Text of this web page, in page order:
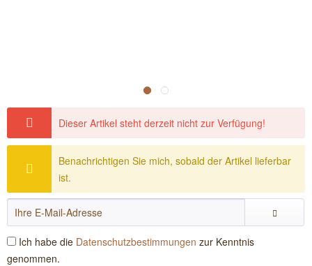
Dieser Artikel steht derzeit nicht zur Verfügung!
Benachrichtigen Sie mich, sobald der Artikel lieferbar
ist.
Ich habe die Datenschutzbestimmungen zur Kenntnis
genommen.